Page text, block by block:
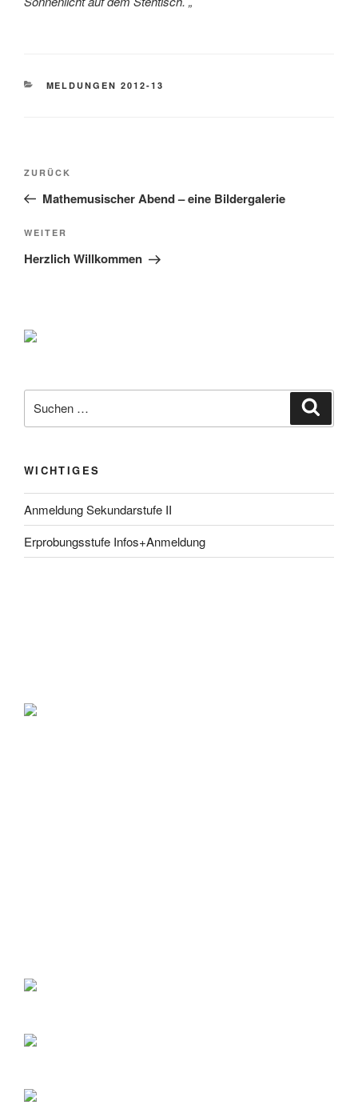
KATEGORIEN
MELDUNGEN 2012-13
Beitragsnavigation
Vorheriger
Beitrag
ZURÜCK
Mathemusischer Abend – eine Bildergalerie
Nächster
Beitrag
WEITER
Herzlich Willkommen
nach:
WICHTIGES
Anmeldung Sekundarstufe II
Erprobungsstufe Infos+Anmeldung